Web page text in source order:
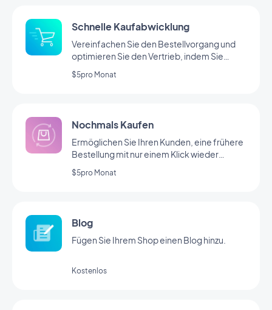
Schnelle Kaufabwicklung
Vereinfachen Sie den Bestellvorgang und
optimieren Sie den Vertrieb, indem Sie
unnötige Abläufe vermeiden.
$5pro Monat
Nochmals Kaufen
Ermöglichen Sie Ihren Kunden, eine frühere
Bestellung mit nur einem Klick wieder
aufzunehmen.
$5pro Monat
Blog
Fügen Sie Ihrem Shop einen Blog hinzu.
Kostenlos